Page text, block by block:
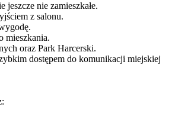
jeszcze nie zamieszkałe.
z salonu.
mieszkania.
oraz Park Harcerski.
dostępem do komunikacji miejskiej